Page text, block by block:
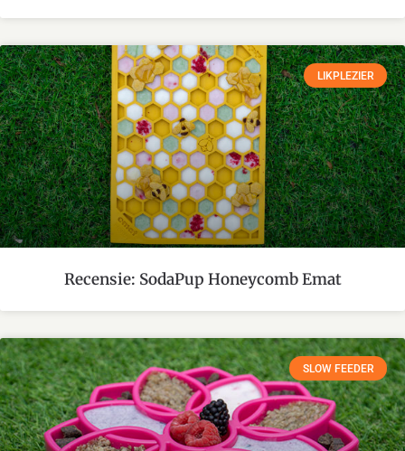
LIKPLEZIER
Recensie: SodaPup Honeycomb Emat
SLOW FEEDER